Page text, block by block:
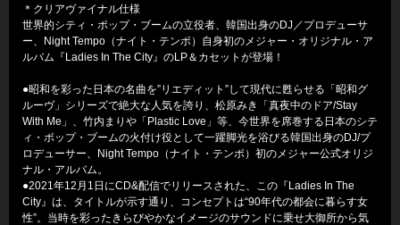
＊クリアヴァイナル仕様
世界的シティ・ポップ・ブームの立役者、韓国出身のDJ／プロデューサ
ー、Night Tempo（ナイト・テンポ）自身初のメジャー・オリジナル・ア
ルバム『Ladies In The City』のLP＆カセットが登場！
●昭和を彩った日本の名曲を”リエディット”して現代に甦らせる「昭和グ
ルーヴ」シリーズで絶大な人気を誇り、松原みき「真夜中のドア/Stay
With Me」、竹内まりや「Plastic Love」等、今世界を席巻する日本のシテ
ィ・ポップ・ブームの火付け役として一躍脚光を浴びる韓国出身のDJ/プ
ロデューサー、Night Tempo（ナイト・テンポ）初のメジャー公式オリジ
ナル・アルバム。
●2021年12月1日にCD&配信でリリースされた、この『Ladies In The
City』は、タイトルが示す通り、コンセプトは“90年代の都会に暮らす女
性”。当時を彩ったきらびやかなイメージのサウンドに乗せ大御所から気